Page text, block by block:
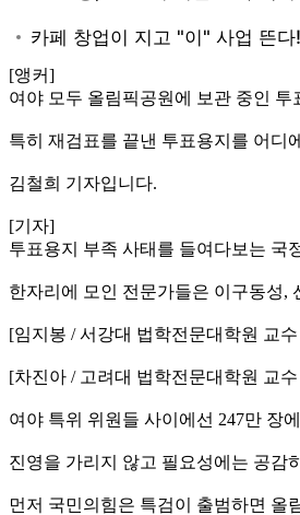
[앵커]
여야 모두 올림픽공원에 보관 중인
특히 재검표를 끝낸 투표용지를 어디
김철희 기자입니다.
[기자]
투표용지 부족 사태를 들여다보는 국
한자리에 모인 전문가들은 이구동성,
[임지봉 / 서강대 법학전문대학원 교
[차진아 / 고려대 법학전문대학원 교
여야 특위 위원들 사이에선 247만 장
진영을 가리지 않고 필요성에는 공감
먼저 국민의힘은 특검이 출범하면 올